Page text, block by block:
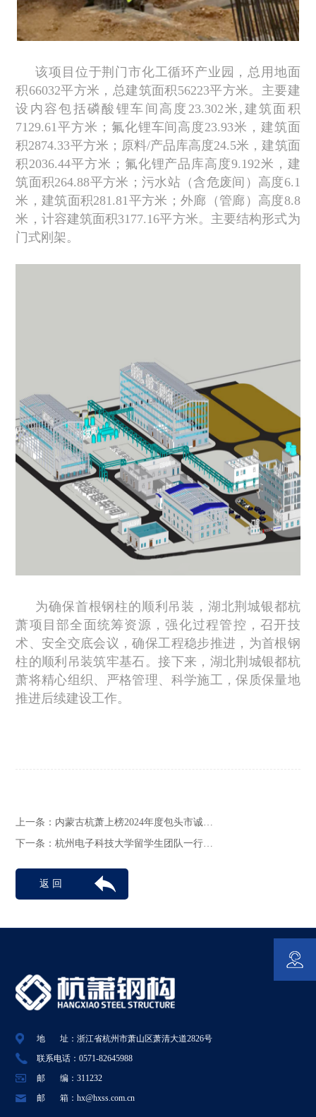
该项目位于荆门市化工循环产业园，总用地面
积66032平方米，总建筑面积56223平方米。主要建
设内容包括磷酸锂车间高度23.302米,建筑面积
7129.61平方米；氟化锂车间高度23.93米，建筑面
积2874.33平方米；原料/产品库高度24.5米，建筑面
积2036.44平方米；氟化锂产品库高度9.192米，建
筑面积264.88平方米；污水站（含危废间）高度6.1
米，建筑面积281.81平方米；外廊（管廊）高度8.8
米，计容建筑面积3177.16平方米。主要结构形式为
门式刚架。
为确保首根钢柱的顺利吊装，湖北荆城银都杭
萧项目部全面统筹资源，强化过程管控，召开技
术、安全交底会议，确保工程稳步推进，为首根钢
柱的顺利吊装筑牢基石。接下来，湖北荆城银都杭
萧将精心组织、严格管理、科学施工，保质保量地
推进后续建设工作。
上一条： 内蒙古杭萧上榜2024年度包头市诚…
下一条：杭州电子科技大学留学生团队一行…
返 回
地 址：浙江省杭州市萧山区萧清大道2826号
联系电话：0571-82645988
邮 编：311232
邮 箱：hx@hxss.com.cn